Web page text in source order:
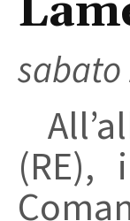
sabato
(RE),